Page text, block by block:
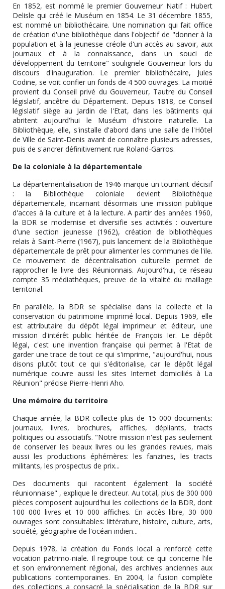
En 1852, est nommé le premier Gouverneur Natif : Hubert
Delisle qui créé le Muséum en 1854. Le 31 décembre 1855,
est nommé un bibliothécaire. Une nomination qui fait office
de création d'une bibliothèque dans l'objectif de "donner à la
population et à la jeunesse créole d'un accès au savoir, aux
journaux et à la connaissance, dans un souci de
développement du territoire" soulignele Gouverneur lors du
discours d'inauguration. Le premier bibliothécaire, Jules
Codine, se voit confier un fonds de 4 500 ouvrages. La moitié
provient du Conseil privé du Gouverneur, Tautre du Conseil
législatif, ancêtre du Département. Depuis 1818, ce Conseil
législatif siège au Jardin de l'Etat, dans les bâtiments qui
abritent aujourd'hui le Muséum d'histoire naturelle. La
Bibliothèque, elle, s'installe d'abord dans une salle de l'Hôtel
de Ville de Saint-Denis avant de connaître plusieurs adresses,
puis de s'ancrer définitivement rue Roland-Garros.
De la coloniale à la départementale
La départementalisation de 1946 marque un tournant décisif
: la Bibliothèque coloniale devient Bibliothèque
départementale, incarnant désormais une mission publique
d'acces à la culture et à la lecture. A partir des années 1960,
la BDR se modernise et diversifie ses activités : ouverture
d'une section jeunesse (1962), création de bibliothèques
relais à Saint-Pierre (1967), puis lancement de la Bibliothèque
départementale de prêt pour alimenter les communes de l'ile.
Ce mouvement de décentralisation culturelle permet de
rapprocher le livre des Réunionnais. Aujourd'hui, ce réseau
compte 35 médiathèques, preuve de la vitalité du maillage
territorial.
En parallèle, la BDR se spécialise dans la collecte et la
conservation du patrimoine imprimé local. Depuis 1969, elle
est attributaire du dépôt légal imprimeur et éditeur, une
mission d'intérêt public héritée de François Ier. Le dépôt
légal, c'est une invention française qui permet à l'Etat de
garder une trace de tout ce qui s'imprime, "aujourd'hui, nous
disons plutôt tout ce qui s'éditorialise, car le dépôt légal
numérique couvre aussi les sites Internet domiciliés à La
Réunion" précise Pierre-Henri Aho.
Une mémoire du territoire
Chaque année, la BDR collecte plus de 15 000 documents:
journaux, livres, brochures, affiches, dépliants, tracts
politiques ou associatifs. "Notre mission n'est pas seulement
de conserver les beaux livres ou les grandes revues, mais
aussi les productions éphémères: les fanzines, les tracts
militants, les prospectus de prix...
Des documents qui racontent également la société
réunionnaise" , explique le directeur. Au total, plus de 300 000
pièces composent aujourd'hui les collections de la BDR, dont
100 000 livres et 10 000 affiches. En accès libre, 30 000
ouvrages sont consultables: littérature, histoire, culture, arts,
société, géographie de l'océan indien...
Depuis 1978, la création du Fonds local a renforcé cette
vocation patrimo-niale. Il regroupe tout ce qui concerne l'ile
et son environnement régional, des archives anciennes aux
publications contemporaines. En 2004, la fusion complète
des collections a consacré la spécialisation de la BDR sur